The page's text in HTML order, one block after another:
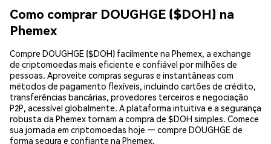
Como comprar DOUGHGE ($DOH) na
Phemex
Compre DOUGHGE ($DOH) facilmente na Phemex, a exchange
de criptomoedas mais eficiente e confiável por milhões de
pessoas. Aproveite compras seguras e instantâneas com
métodos de pagamento flexíveis, incluindo cartões de crédito,
transferências bancárias, provedores terceiros e negociação
P2P, acessível globalmente. A plataforma intuitiva e a segurança
robusta da Phemex tornam a compra de $DOH simples. Comece
sua jornada em criptomoedas hoje — compre DOUGHGE de
forma segura e confiante na Phemex.